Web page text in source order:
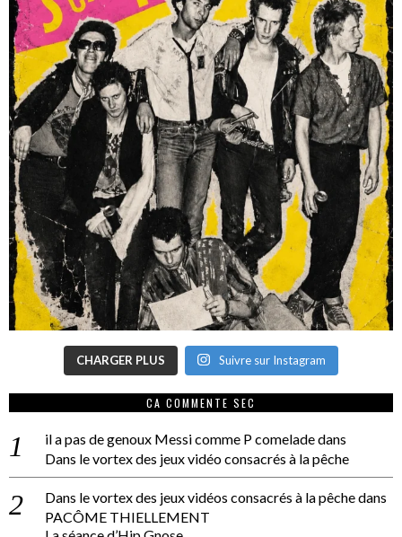
CHARGER PLUS Suivre sur Instagram
CA COMMENTE SEC
il a pas de genoux Messi comme P comeladedans
Dans le vortex des jeux vidéo consacrés à la pêche
Dans le vortex des jeux vidéos consacrés à la pêchedans
PACÔME THIELLEMENT